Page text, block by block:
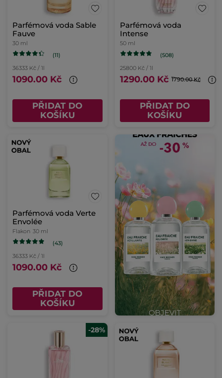
Parfémová voda Sable
Fauve
30 ml
(11)
36333 Kč / 1l
1090.00 Kč
PŘIDAT DO
KOŠÍKU
Parfémová voda
Intense
50 ml
(508)
25800 Kč / 1l
1290.00 Kč 1790.00 Kč
PŘIDAT DO
KOŠÍKU
Parfémová voda Verte
Envolée
Flakon 30 ml
(43)
36333 Kč / 1l
1090.00 Kč
PŘIDAT DO
KOŠÍKU
-28%